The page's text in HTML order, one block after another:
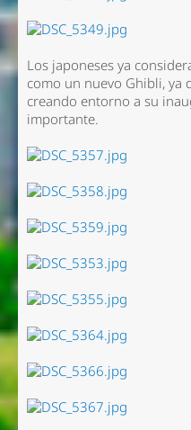
Los japoneses ya
como un nuevo Ghibli, ya
creando entorno a su
importante.